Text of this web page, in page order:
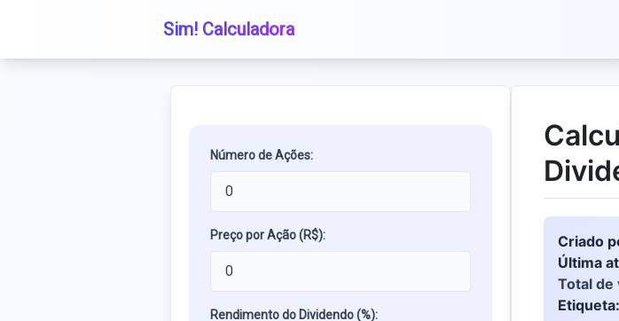
Sim! Calculadora
Número de Ações:
Preço por Ação (R$):
Rendimento do Dividendo (%):
Criado
Última
Total de
Etiqueta: